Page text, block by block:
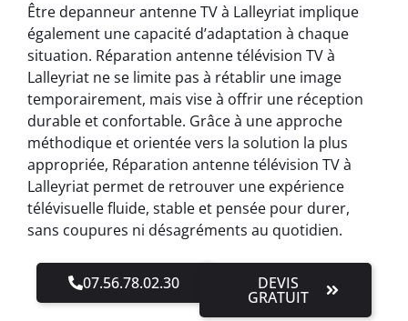
Être depanneur antenne TV à Lalleyriat implique
également une capacité d’adaptation à chaque
situation. Réparation antenne télévision TV à
Lalleyriat ne se limite pas à rétablir une image
temporairement, mais vise à offrir une réception
durable et confortable. Grâce à une approche
méthodique et orientée vers la solution la plus
appropriée, Réparation antenne télévision TV à
Lalleyriat permet de retrouver une expérience
télévisuelle fluide, stable et pensée pour durer,
sans coupures ni désagréments au quotidien.
07.56.78.02.30 DEVIS
GRATUIT